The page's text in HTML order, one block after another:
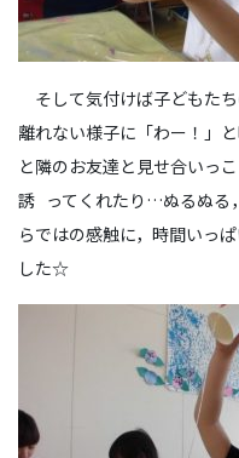
そして気付けば子どもた
離れない様子に「わー！」
と隣のお友達と見せ合いっ
誘 ってくれたり…ぬるぬる
らではの感触に，時間いっ
した☆